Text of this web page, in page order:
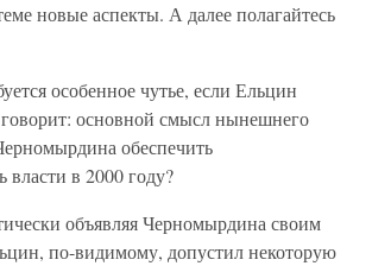
новые аспекты. А далее полагайтесь
особенное чутье, если Ельцин
основной смысл нынешнего
обеспечить
власти в 2000 году?
объявляя Черномырдина своим
по-видимому, допустил некоторую